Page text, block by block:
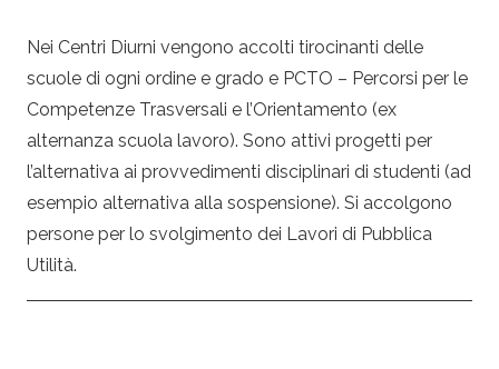
Nei Centri Diurni vengono accolti tirocinanti delle
scuole di ogni ordine e grado e PCTO – Percorsi per le
Competenze Trasversali e l’Orientamento (ex
alternanza scuola lavoro). Sono attivi progetti per
l’alternativa ai provvedimenti disciplinari di studenti (ad
esempio alternativa alla sospensione). Si accolgono
persone per lo svolgimento dei Lavori di Pubblica
Utilità.